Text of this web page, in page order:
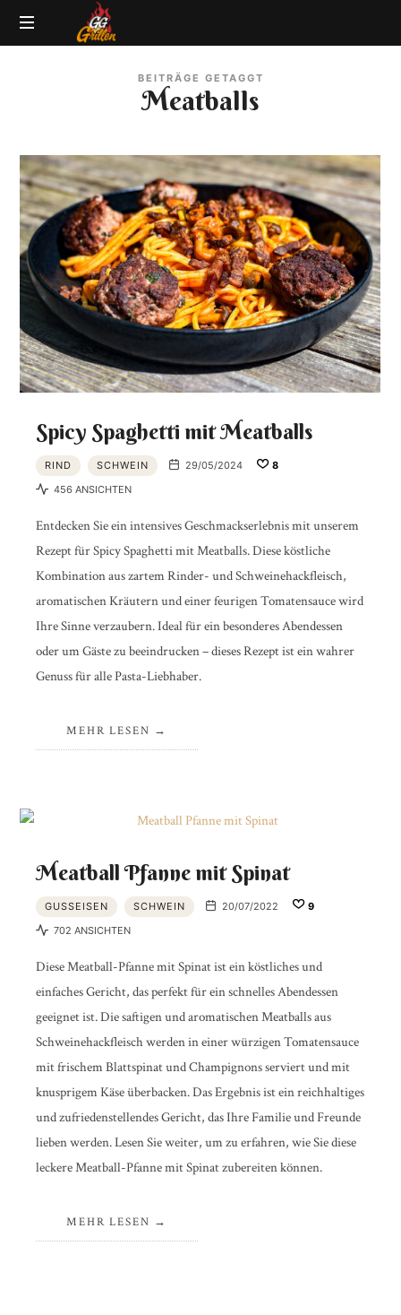
GG-
|
BBQ
Lexikon
BEITRÄGE GETAGGT
Meatballs
Spicy Spaghetti mit Meatballs
RIND SCHWEIN 29/05/2024
8
456 ANSICHTEN
Entdecken Sie ein intensives Geschmackserlebnis mit unserem
Rezept für Spicy Spaghetti mit Meatballs. Diese köstliche
Kombination aus zartem Rinder- und Schweinehackfleisch,
aromatischen Kräutern und einer feurigen Tomatensauce wird
Ihre Sinne verzaubern. Ideal für ein besonderes Abendessen
oder um Gäste zu beeindrucken – dieses Rezept ist ein wahrer
Genuss für alle Pasta-Liebhaber.
MEHR LESEN
Meatball Pfanne mit Spinat
GUSSEISEN SCHWEIN 20/07/2022
9
702 ANSICHTEN
Diese Meatball-Pfanne mit Spinat ist ein köstliches und
einfaches Gericht, das perfekt für ein schnelles Abendessen
geeignet ist. Die saftigen und aromatischen Meatballs aus
Schweinehackfleisch werden in einer würzigen Tomatensauce
mit frischem Blattspinat und Champignons serviert und mit
knusprigem Käse überbacken. Das Ergebnis ist ein reichhaltiges
und zufriedenstellendes Gericht, das Ihre Familie und Freunde
lieben werden. Lesen Sie weiter, um zu erfahren, wie Sie diese
leckere Meatball-Pfanne mit Spinat zubereiten können.
MEHR LESEN